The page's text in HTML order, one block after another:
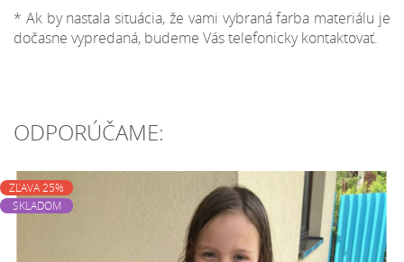
* Ak by nastala situácia, že vami vybraná farba materiálu je
dočasne vypredaná, budeme Vás telefonicky kontaktovať.
ODPORÚČAME:
ZĽAVA 25%
SKLADOM